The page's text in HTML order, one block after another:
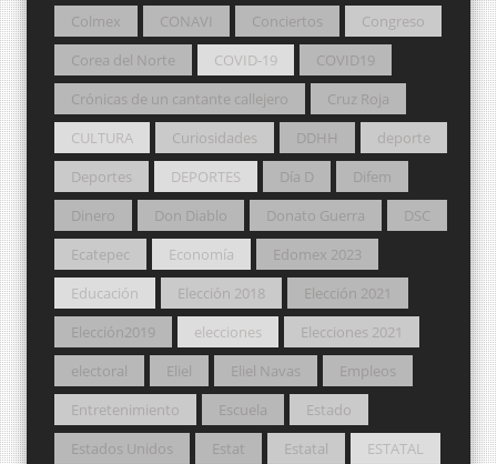
Colmex
CONAVI Conciertos
Congreso
Corea del Norte
COVID-19
COVID19
Crónicas de un cantante callejero
Cruz Roja
CULTURA
Curiosidades DDHH
deporte
Deportes
DEPORTES Día D
Difem
Dinero
Don Diablo Donato Guerra
DSC
Ecatepec
Economía
Edomex 2023
Educación
Elección 2018
Elección 2021
Elección2019
elecciones
Elecciones 2021
electoral
Eliel Eliel Navas
Empleos
Entretenimiento
Escuela
Estado
Estados Unidos
Estat Estatal
ESTATAL